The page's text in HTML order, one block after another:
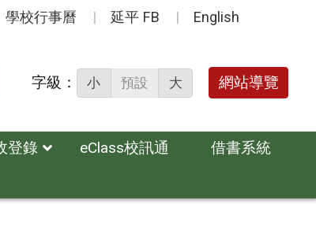
學校行事曆 延平 FB English
字級： 小 預設 大 網站導覽
登錄 eClass校訊通
借書系統